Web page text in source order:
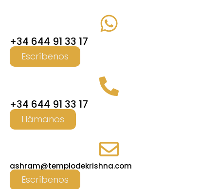
+34 644 91 33 17
Escríbenos
+34 644 91 33 17
Llámanos
ashram@templodekrishna.com
Escríbenos